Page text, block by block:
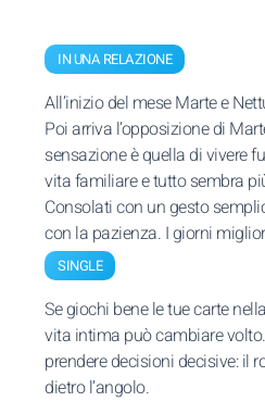
IN UNA RELAZIONE
All’inizio del mese Marte e
Poi arriva l’opposizione di
sensazione è quella di vivere
vita familiare e tutto sembra
Consolati con un gesto
con la pazienza. I giorni
SINGLE
Se giochi bene le tue carte
vita intima può cambiare
prendere decisioni decisive: il
dietro l’angolo.